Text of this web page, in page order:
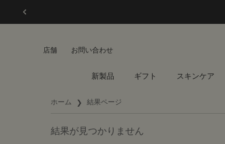
店舗 お問い合わせ
新製品 ギフト スキンケア
ホーム 結果ページ
結果が見つかりません